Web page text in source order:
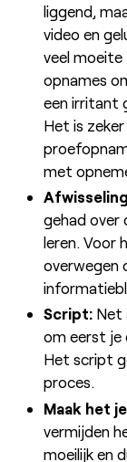
liggend,
video en
veel moeite
opnames
een irritant
Het is
met
gehad over
leren. Voor
overwegen
Script:Net
om eerst je
Het script
proces.
Maak het
vermijden
moeilijk en